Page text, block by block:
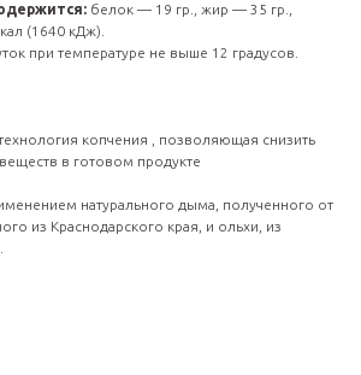
белок — 19 гр., жир — 35 гр.,
(1640 кДж).
при температуре не выше 12 градусов.
копчения , позволяющая снизить
в готовом продукте
натурального дыма, полученного от
из Краснодарского края, и ольхи, из